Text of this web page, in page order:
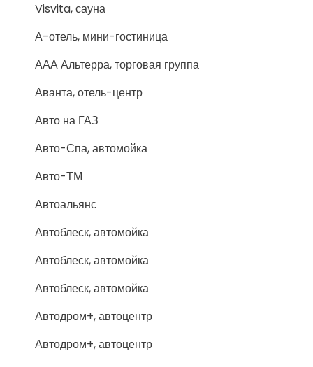
Visvita, сауна
А-отель, мини-гостиница
ААА Альтерра, торговая группа
Аванта, отель-центр
Авто на ГАЗ
Авто-Спа, автомойка
Авто-ТМ
Автоальянс
Автоблеск, автомойка
Автоблеск, автомойка
Автоблеск, автомойка
Автодром+, автоцентр
Автодром+, автоцентр